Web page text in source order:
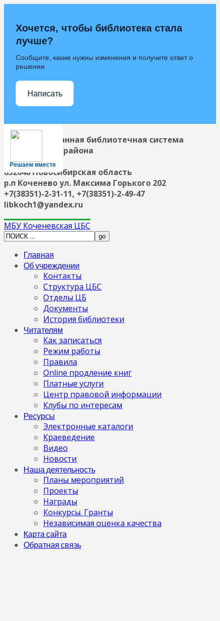
Решаем вместе
Хочется, чтобы библиотека стала
лучше?
Сообщите, какие нужны изменения и получите ответ о
решении
Написать
Централизованная библиотечная система
Коченевского района
632640 Новосибирская область
р.п Коченево ул. Максима Горького 202
+7(38351)-2-31-11, +7(38351)-2-49-47
libkoch1@yandex.ru
МБУ Коченевская ЦБС
Главная
Об учреждении
Контакты
Структура ЦБС
Отделы ЦБ
Документы
История библиотеки
Читателям
Как записаться
Режим работы
Правила
Online продление книг
Платные услуги
Центр правовой информации
Клубы по интересам
Ресурсы
Электронные каталоги
Краеведение
Видео
Новости
Наша деятельность
Планы мероприятий
Проекты
Награды
Конкурсы. Гранты
Независимая оценка качества
Карта сайта
Обратная связь